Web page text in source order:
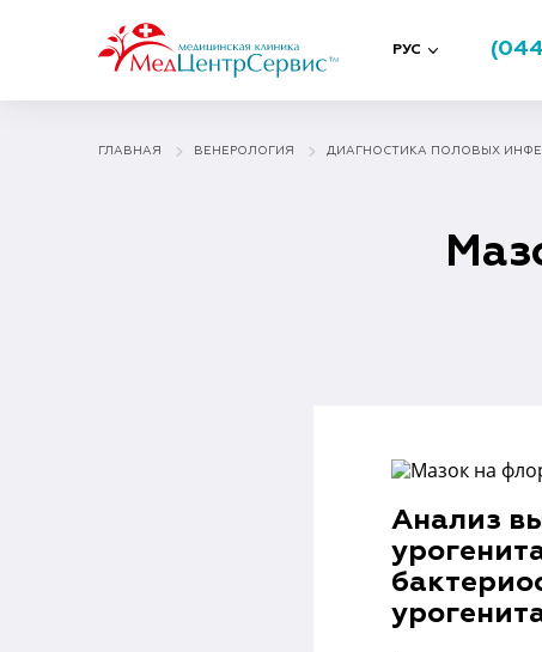
РУС
ГЛАВНАЯ ВЕНЕРОЛОГИЯ ДИАГНОСТИКА ПОЛОВЫХ
Анализ